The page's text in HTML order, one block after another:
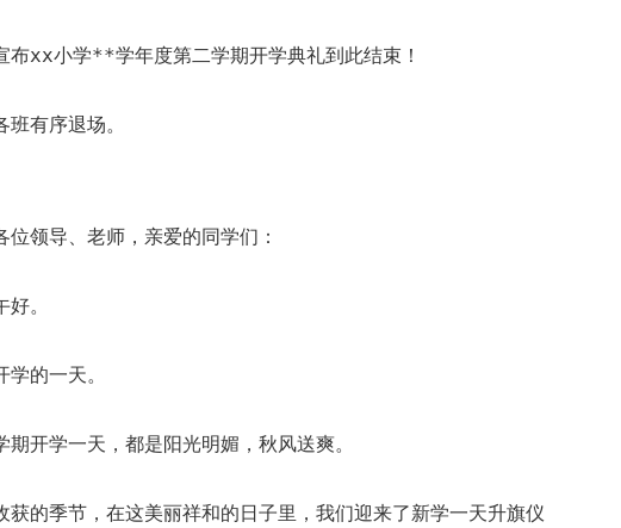
布xx小学**学年度第二学期开学典礼到此结束！
班有序退场。
位领导、老师，亲爱的同学们：
。
学的一天。
期开学一天，都是阳光明媚，秋风送爽。
获的季节，在这美丽祥和的日子里，我们迎来了新学一天升旗仪